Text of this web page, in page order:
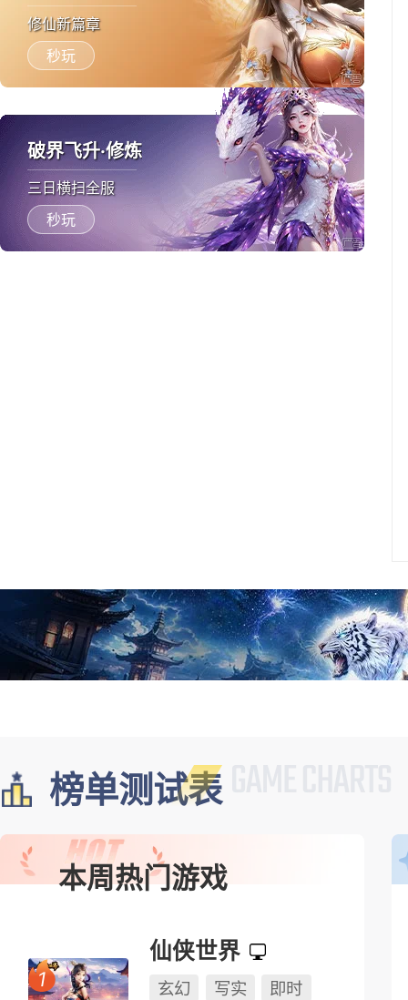
修仙新篇章
秒玩
破界飞升·修炼
三日横扫全服
秒玩
榜单测试表
本周热门游戏
仙侠世界
玄幻 写实
即时